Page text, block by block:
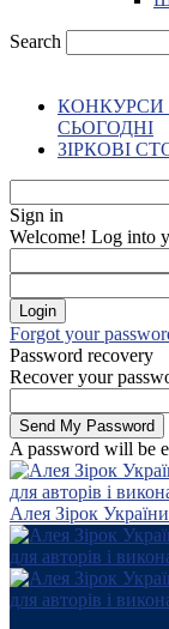
Search
КОНКУРСИ
СЬОГОДНІ
ЗІРКОВІ
Sign in
Welcome! Log into
Forgot your
Password recovery
Recover your
A password will be
Алея Зірок України